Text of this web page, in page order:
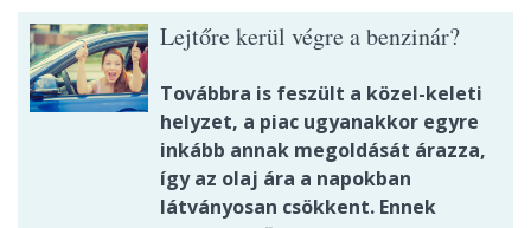
Lejtőre kerül végre a benzinár?
Továbbra is feszült a közel-keleti
helyzet, a piac ugyanakkor egyre
inkább annak megoldását árazza,
így az olaj ára a napokban
látványosan csökkent. Ennek